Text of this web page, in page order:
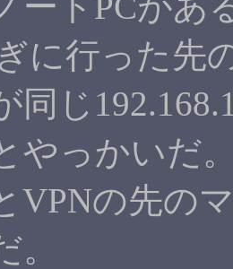
に行った先
同じ
やっかいだ
VPNの先の